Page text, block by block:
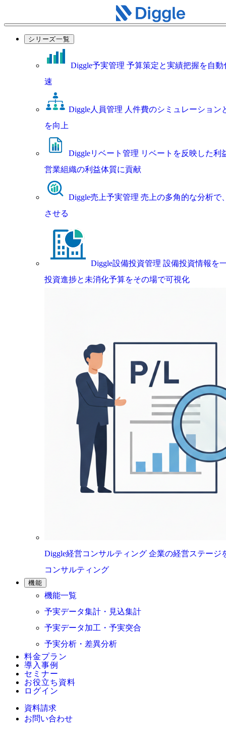
シリーズ一覧
Diggle予実管理 予算策定と実績把握を自
速
Diggle人員管理 人件費のシミュレーション
を向上
Diggleリベート管理 リベートを反映した利
営業組織の利益体質に貢献
Diggle売上予実管理 売上の多角的な分析で
させる
Diggle設備投資管理 設備投資情報を
投資進捗と未消化予算をその場で可視化
Diggle経営コンサルティング 企業の経営ステージ
コンサルティング
機能
機能一覧
予実データ集計・見込集計
予実データ加工・予実突合
予実分析・差異分析
料金プラン
導入事例
セミナー
お役立ち資料
ログイン
資料請求
お問い合わせ